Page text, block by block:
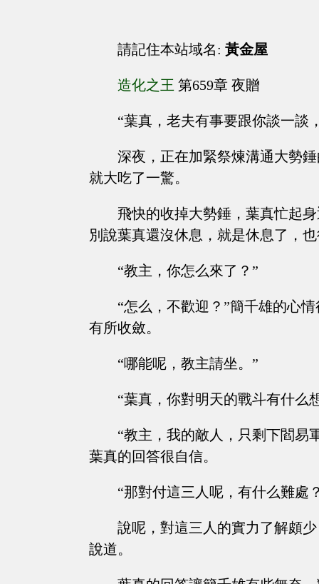
請記住本站域名: 黃金屋
造化之王 第659章 夜贈
“葉真，老夫有事要跟你談一談
深夜，正在加緊祭煉溝通大勢
就大吃了一驚。
飛快的收掉大勢錘，葉真忙起
別說葉真還沒休息，就是休息了，
“教主，你怎么來了？”
“怎么，不歡迎？”簡千雄的心
有所收斂。
“哪能呢，教主請坐。”
“葉真，你對明天的戰斗有什么
“教主，我的敵人，只剩下閻易
葉真的回答很自信。
“那對付這三人呢，有什么難處
說呢，對這三人的實力了解頗
說道。